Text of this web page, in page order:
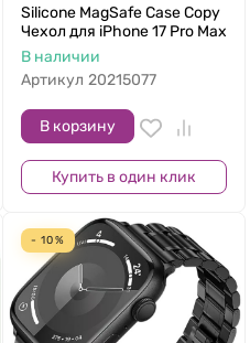
Silicone MagSafe Case Copy
Чехол для iPhone 17 Pro Max
В наличии
Артикул 20215077
В корзину
Купить в один клик
- 10%